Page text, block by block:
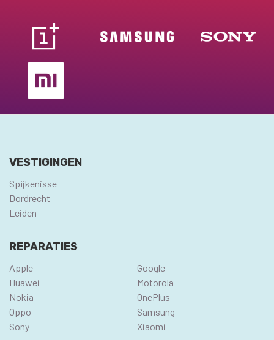
VESTIGINGEN
Spijkenisse
Dordrecht
Leiden
REPARATIES
Apple
Google
Huawei
Motorola
Nokia
OnePlus
Oppo
Samsung
Sony
Xiaomi